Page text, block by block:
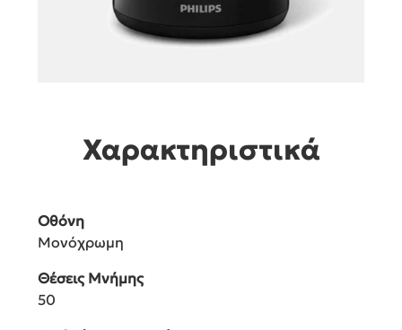
Χαρακτηριστικά
Οθόνη
Μονόχρωμη
Θέσεις Μνήμης
50